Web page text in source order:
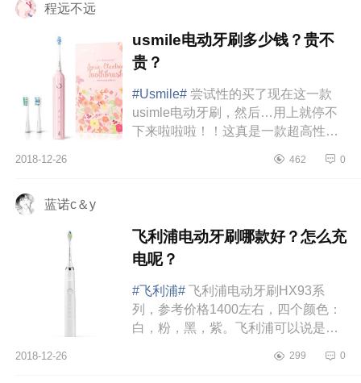
程远不远
usmile电动牙刷多少钱？贵不
贵？
#Usmile# 尝试性的买了现在这一款
usimle电动牙刷，然后…用上就停不
下来啦啦啦！！这真是一款超高性价
蓝粉是我一下子就看上的，现在又
2018-12-26 462 0
蓝诺c＆y
飞利浦电动牙刷哪款好？怎么充
电呢？
#飞利浦# 飞利浦电动牙刷HX93系
列，参考价格1400左右，四个颜色：
白，粉，黑，紫。飞利浦可以说是大
它家的剃须刀，受欢迎程度简直不要
2018-12-26 299 0